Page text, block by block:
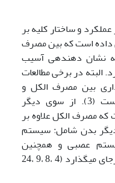
و ساختار کلیه بر
داده است که بین مصرف
که نشان دهنده­ی آسیب
البته در برخی مطالعات
بین مصرف الکل و
بیماری­های کلیوی مشاهده نشده است (3). از سوی دیگر
که مصرف الکل علاوه بر
بدن شامل: سیستم
عصبی و همچنین
سیستم دفعی، آثار منفی و تخریبی برجای می­گذارد (4 ،8 ،9 ،24